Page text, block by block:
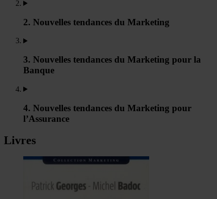
2. Nouvelles tendances du Marketing
3. Nouvelles tendances du Marketing pour la
Banque
4. Nouvelles tendances du Marketing pour
l’Assurance
Livres